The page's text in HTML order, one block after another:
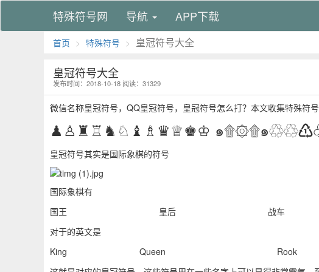
特殊符号网 导航 APP下载
首页 特殊符号 皇冠符号大全
皇冠符号大全
发布时间：2018-10-18 阅读：31329
微信名称皇冠符号，QQ皇冠符号，皇冠符号怎么打？本文收集特殊符
♟♙♜♖♞♘♝♗♛♕♚♔ ๑۩۞۩๑
皇冠符号其实是国际象棋的符号
国际象棋有
国王
皇后 战车
对于的英文是
King
Queen Rook